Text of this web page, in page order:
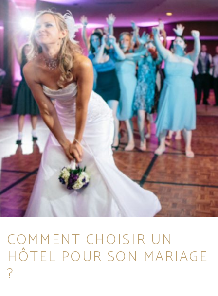
COMMENT CHOISIR UN
HÔTEL POUR SON MARIAGE
?